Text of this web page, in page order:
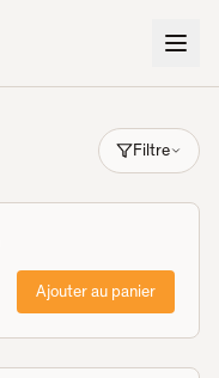
Filtre
Ajouter au panier